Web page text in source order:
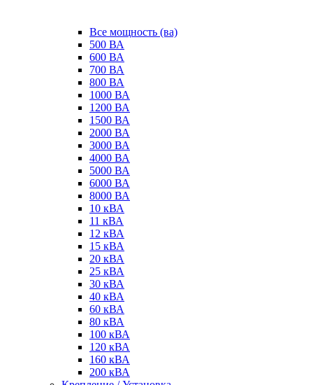
Все мощность (ва)
500 ВА
600 ВА
700 ВА
800 ВА
1000 ВА
1200 ВА
1500 ВА
2000 ВА
3000 ВА
4000 ВА
5000 ВА
6000 ВА
8000 ВА
10 кВА
11 кВА
12 кВА
15 кВА
20 кВА
25 кВА
30 кВА
40 кВА
60 кВА
80 кВА
100 кВА
120 кВА
160 кВА
200 кВА